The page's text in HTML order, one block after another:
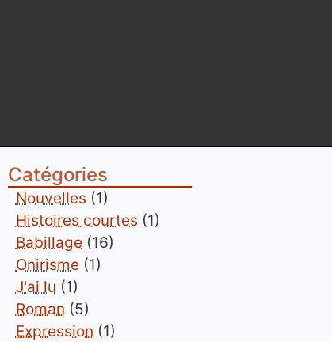
Catégories
Nouvelles (1)
Histoires courtes (1)
Babillage (16)
Onirisme (1)
J'ai lu (1)
Roman (5)
Expression (1)